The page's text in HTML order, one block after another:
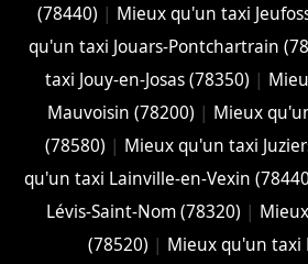
(78440) | Mieux qu'un taxi
qu'un taxi Jouars-Pontchartrain
taxi Jouy-en-Josas (78350) |
Mauvoisin (78200) | Mieux
(78580) | Mieux qu'un taxi
qu'un taxi Lainville-en-Vexin
Lévis-Saint-Nom (78320) |
(78520) | Mieux qu'un taxi